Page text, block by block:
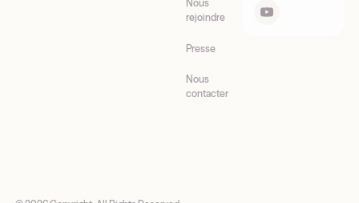
Nous
rejoindre
Presse
Nous
contacter